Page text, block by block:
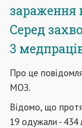
зараження
Серед
3
Про це
МОЗ.
Відомо, що
19 одужали - 434